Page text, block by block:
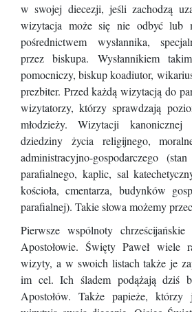
w swojej diecezji, jeśli zachodzą
wizytacja może się nie odbyć lub
pośrednictwem wysłannika,
przez biskupa. Wysłannikiem
pomocniczy, biskup koadiutor,
prezbiter. Przed każdą wizytacją do
wizytatorzy, którzy sprawdzają
młodzieży. Wizytacji kanonicznej
dziedziny życia religijnego,
administracyjno-gospodarczego
parafialnego, kaplic, sal
kościoła, cmentarza, budynków
parafialnej). Takie słowa możemy
Pierwsze wspólnoty
Apostołowie. Święty Paweł wiele
wizyty, a w swoich listach także je
im cel. Ich śladem podążają dziś
Apostołów. Także papieże,